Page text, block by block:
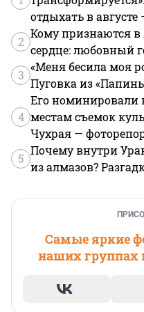
отдыхать в августе
2
Кому признаются
сердце: любовный
3
«Меня бесила моя
Пуговка из
4
Его номинировали
местам съемок
Чухрая —
5
Почему внутри
из алмазов?
Самые яркие
наших группах